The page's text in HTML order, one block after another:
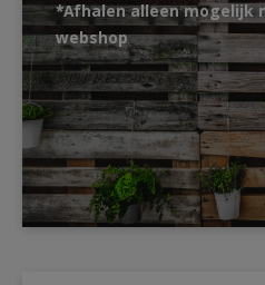
*Afhalen alleen mogelijk
webshop